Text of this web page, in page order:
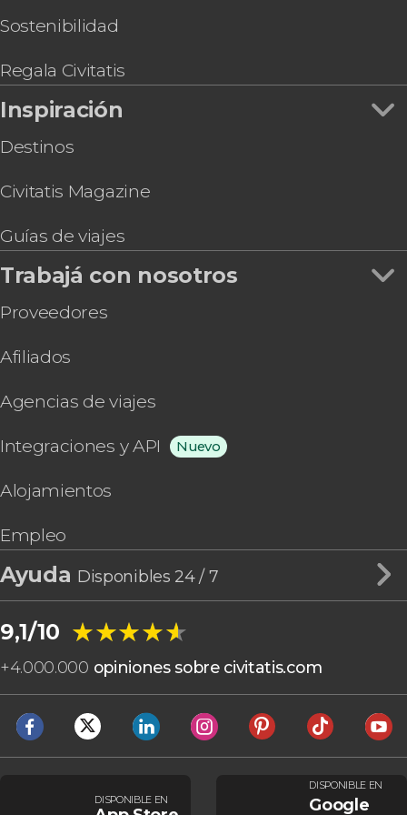
Hidalgo + Grutas de Tolantongo
Tour en bicicleta eléctrica por Ciudad de México
Entradas a los museos de Cera y Ripley +
Transporte
Sostenibilidad
Regala Civitatis
Inspiración
Destinos
Civitatis Magazine
Guías de viajes
Trabajá con nosotros
Proveedores
Afiliados
Agencias de viajes
Integraciones y API Nuevo
Alojamientos
Empleo
Ayuda Disponibles 24 / 7
9,1/10 ★★★★★
★★★★★
+4.000.000 opiniones sobre civitatis.com
DISPONIBLE EN
DISPONIBLE EN
Google